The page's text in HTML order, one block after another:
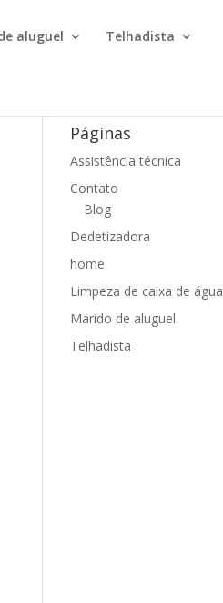
aluguel Telhadista
Páginas
Assistência técnica
Contato
Blog
Dedetizadora
home
Limpeza de caixa de água
Marido de aluguel
Telhadista